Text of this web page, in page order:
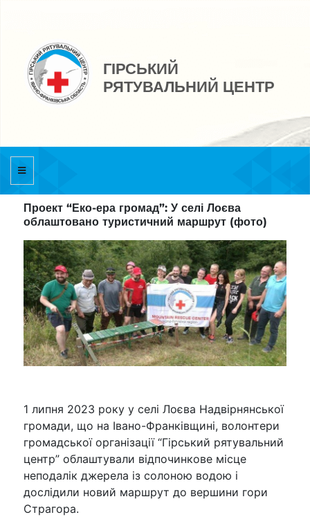
ГІРСЬКИЙ
РЯТУВАЛЬНИЙ ЦЕНТР
Проект “Еко-ера громад”: У селі Лоєва
облаштовано туристичний маршрут (фото)
1 липня 2023 року у селі Лоєва Надвірнянської
громади, що на Івано-Франківщині, волонтери
громадської організації “Гірський рятувальний
центр” облаштували відпочинкове місце
неподалік джерела із солоною водою і
дослідили новий маршрут до вершини гори
Страгора.